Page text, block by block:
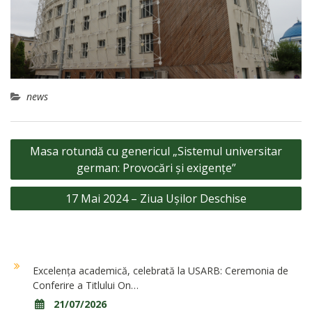
news
Navigare
articole
Masa rotundă cu genericul „Sistemul universitar
german: Provocări și exigențe”
17 Mai 2024 – Ziua Ușilor Deschise
Excelența academică, celebrată la USARB: Ceremonia de
Conferire a Titlului On…
21/07/2026